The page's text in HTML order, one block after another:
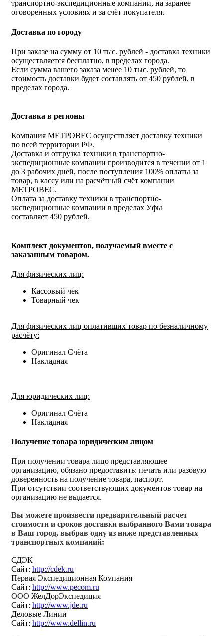
транспортно-экспедиционные компании, на заранее
оговоренных условиях и за счёт покупателя.
Доставка по городу
При заказе на сумму от 10 тыс. рублей - доставка техники
осуществляется бесплатно, в пределах города.
Если сумма вашего заказа менее 10 тыс. рублей, то
стоимость доставки будет составлять от 450 рублей, в
пределах города.
Доставка в регионы
Компания МЕТРОВЕС осуществляет доставку техники
по всей территории РФ.
Доставка и отгрузка техники в транспортно-
экспедиционные компании производится в течении от 1
до 3 рабочих дней, после поступления 100% оплаты за
товар, в кассу или на расчётный счёт компании
МЕТРОВЕС.
Оплата за доставку техники в транспортно-
экспедиционные компании в пределах Уфы
составляет 450 рублей.
Комплект документов, получаемый вместе с
заказанным товаром.
Для физических лиц:
Кассовый чек
Товарный чек
Для физических лиц оплативших товар по безналичному
расчёту:
Оригинал Счёта
Накладная
Для юридических лиц:
Оригинал Счёта
Накладная
Получение товара юридическим лицом
При получении товара лицо представляющее
организацию, обязано предоставить: печать или разовую
доверенность на получение товара, паспорт.
При отсутствии соответствующих документов товар на
организацию не выдается.
Вы можете произвести предварительный расчет
стоимости и сроков доставки выбранного Вами товара
в Ваш город, выбрав одну из ниже представленных
транспортных компаний:
СДЭК
Сайт: http://cdek.ru
Первая Экспедиционная Компания
Сайт: http://www.pecom.ru
ООО ЖелДорЭкспедиция
Сайт: http://www.jde.ru
Деловые Линии
Сайт: http://www.dellin.ru